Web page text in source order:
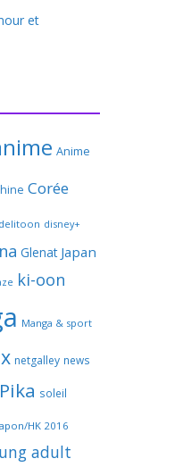
et
Anime
Corée
delitoon disney+
Glenat Japan
ki-oon
Manga & sport
netgalley news
Pika soleil
HK 2016
adult